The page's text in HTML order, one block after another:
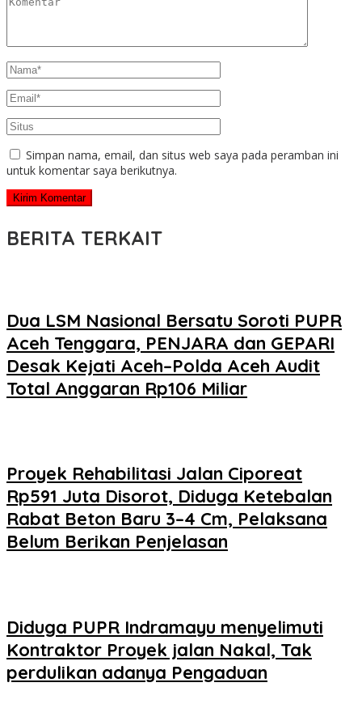
Simpan nama, email, dan situs web saya pada peramban ini
untuk komentar saya berikutnya.
BERITA TERKAIT
Dua LSM Nasional Bersatu Soroti PUPR
Aceh Tenggara, PENJARA dan GEPARI
Desak Kejati Aceh–Polda Aceh Audit
Total Anggaran Rp106 Miliar
Proyek Rehabilitasi Jalan Ciporeat
Rp591 Juta Disorot, Diduga Ketebalan
Rabat Beton Baru 3–4 Cm, Pelaksana
Belum Berikan Penjelasan
Diduga PUPR Indramayu menyelimuti
Kontraktor Proyek jalan Nakal, Tak
perdulikan adanya Pengaduan